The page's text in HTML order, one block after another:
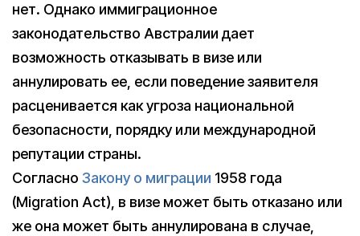
нет. Однако иммиграционное
законодательство Австралии дает
возможность отказывать в визе или
аннулировать ее, если поведение заявителя
расценивается как угроза национальной
безопасности, порядку или международной
репутации страны.
Согласно Закону о миграции 1958 года
(Migration Act), в визе может быть отказано или
же она может быть аннулирована в случае,